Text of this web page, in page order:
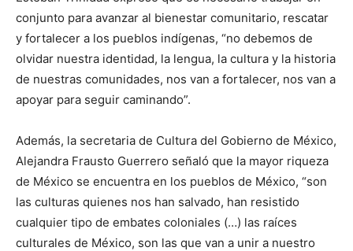
conjunto para avanzar al bienestar comunitario, rescatar
y fortalecer a los pueblos indígenas, “no debemos de
olvidar nuestra identidad, la lengua, la cultura y la historia
de nuestras comunidades, nos van a fortalecer, nos van a
apoyar para seguir caminando”.
Además, la secretaria de Cultura del Gobierno de México,
Alejandra Frausto Guerrero señaló que la mayor riqueza
de México se encuentra en los pueblos de México, “son
las culturas quienes nos han salvado, han resistido
cualquier tipo de embates coloniales (…) las raíces
culturales de México, son las que van a unir a nuestro